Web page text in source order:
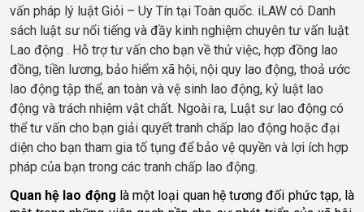
vấn pháp lý luật Giỏi – Uy Tín tại Toàn quốc. iLAW có Danh
sách luật sư nổi tiếng và đầy kinh nghiệm chuyên tư vấn luật
Lao động . Hỗ trợ tư vấn cho bạn về thử việc, hợp đồng lao
đồng, tiền lương, bảo hiểm xã hội, nội quy lao động, thoả ước
lao động tập thể, an toàn và vệ sinh lao động, kỷ luật lao
động và trách nhiệm vật chất. Ngoài ra, Luật sư lao động có
thể tư vấn cho bạn giải quyết tranh chấp lao động hoặc đại
diện cho bạn tham gia tố tụng để bảo vệ quyền và lợi ích hợp
pháp của bạn trong các tranh chấp lao động.
Quan hệ lao động là một loại quan hệ tương đối phức tạp, là